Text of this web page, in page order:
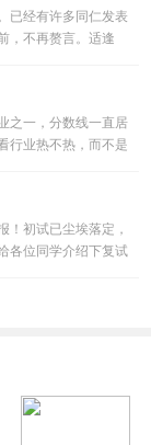
已经有许多同仁发表
，不再赘言。适逢
之一，分数线一直居
行业热不热，而不是
！初试已尘埃落定，
各位同学介绍下复试